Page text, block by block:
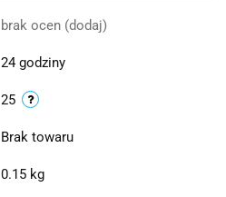
brak ocen (dodaj)
24 godziny
25
Brak towaru
0.15 kg